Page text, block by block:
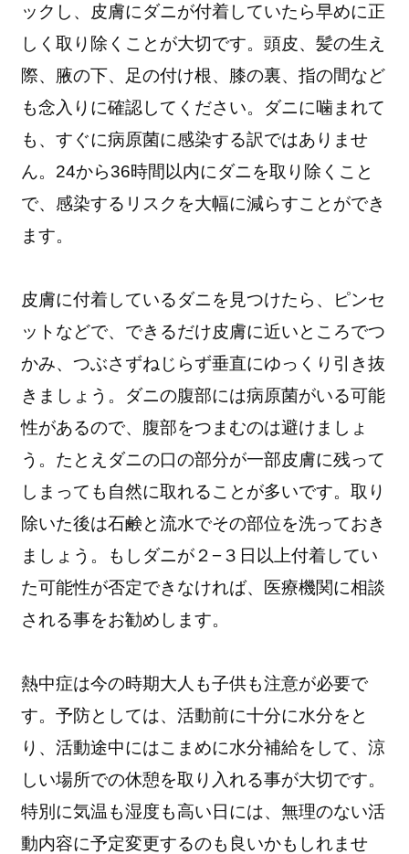
ックし、皮膚にダニが付着していたら早めに正
しく取り除くことが大切です。頭皮、髪の生え
際、腋の下、足の付け根、膝の裏、指の間など
も念入りに確認してください。ダニに噛まれて
も、すぐに病原菌に感染する訳ではありませ
ん。24から36時間以内にダニを取り除くこと
で、感染するリスクを大幅に減らすことができ
ます。
皮膚に付着しているダニを見つけたら、ピンセ
ットなどで、できるだけ皮膚に近いところでつ
かみ、つぶさずねじらず垂直にゆっくり引き抜
きましょう。ダニの腹部には病原菌がいる可能
性があるので、腹部をつまむのは避けましょ
う。たとえダニの口の部分が一部皮膚に残って
しまっても自然に取れることが多いです。取り
除いた後は石鹸と流水でその部位を洗っておき
ましょう。もしダニが２−３日以上付着してい
た可能性が否定できなければ、医療機関に相談
される事をお勧めします。
熱中症は今の時期大人も子供も注意が必要で
す。予防としては、活動前に十分に水分をと
り、活動途中にはこまめに水分補給をして、涼
しい場所での休憩を取り入れる事が大切です。
特別に気温も湿度も高い日には、無理のない活
動内容に予定変更するのも良いかもしれませ